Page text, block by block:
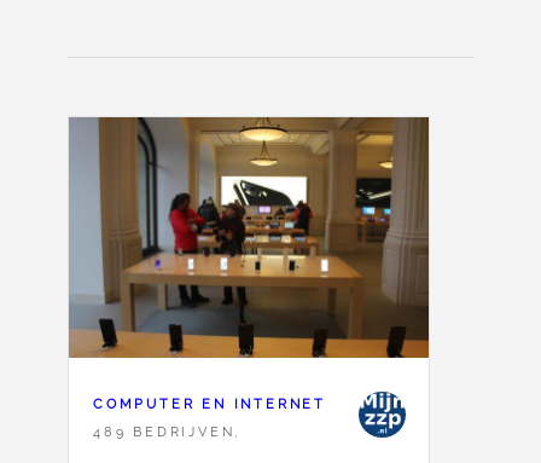
COMPUTER EN INTERNET
489 BEDRIJVEN,